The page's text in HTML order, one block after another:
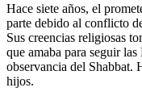
Hace siete años, el
parte debido al conflicto
Sus creencias religiosas
que amaba para seguir
observancia del Shabbat.
hijos.